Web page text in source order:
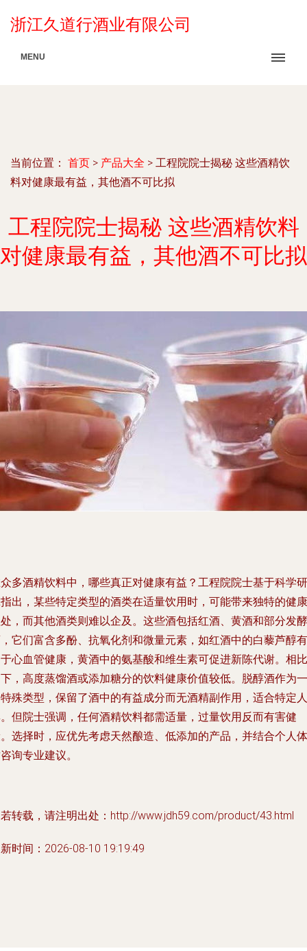
浙江久道行酒业有限公司
MENU
当前位置： 首页 > 产品大全 > 工程院院士揭秘 这些酒精饮
料对健康最有益，其他酒不可比拟
工程院院士揭秘 这些酒精饮料
对健康最有益，其他酒不可比拟
多酒精饮料中，哪些真正对健康有益？工程院院士基于科学研
出，某些特定类型的酒类在适量饮用时，可能带来独特的健康
，而其他酒类则难以企及。这些酒包括红酒、黄酒和部分发酵
它们富含多酚、抗氧化剂和微量元素，如红酒中的白藜芦醇有
心血管健康，黄酒中的氨基酸和维生素可促进新陈代谢。相比
，高度蒸馏酒或添加糖分的饮料健康价值较低。脱醇酒作为一
殊类型，保留了酒中的有益成分而无酒精副作用，适合特定人
但院士强调，任何酒精饮料都需适量，过量饮用反而有害健
选择时，应优先考虑天然酿造、低添加的产品，并结合个人体
询专业建议。
转载，请注明出处：http://www.jdh59.com/product/43.html
时间：2026-08-10 19:19:49